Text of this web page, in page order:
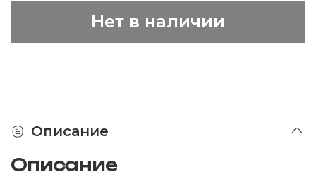
Нет в наличии
Описание
Описание